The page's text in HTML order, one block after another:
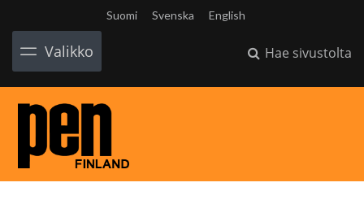
Suomi Svenska English
Valikko Hae sivustolta